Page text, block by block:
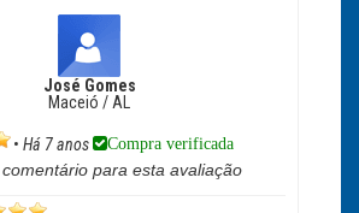
José Gomes
Maceió / AL
• Há 7 anos Compra verificada
para esta avaliação